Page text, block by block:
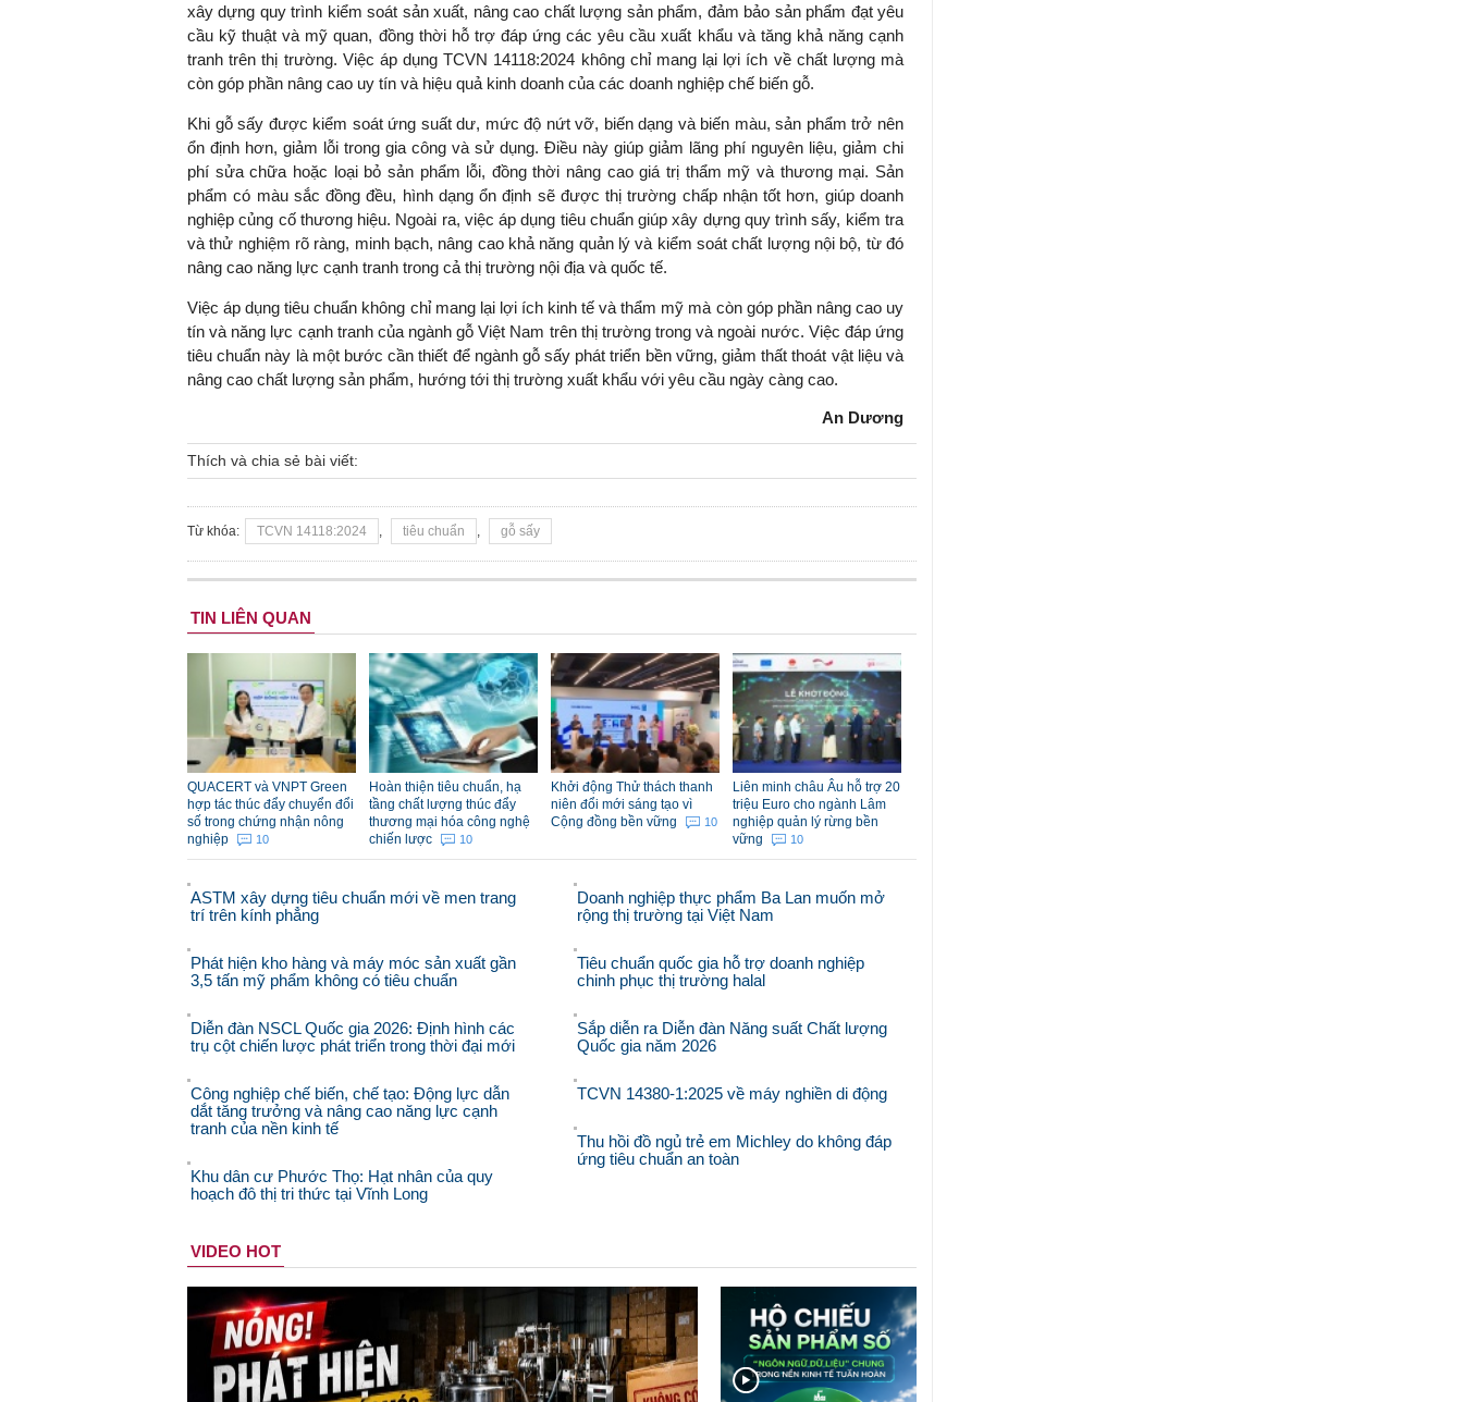
xây dựng quy trình kiểm soát sản xuất, nâng cao chất lượng sản phẩm, đảm bảo sản phẩm đạt yêu
cầu kỹ thuật và mỹ quan, đồng thời hỗ trợ đáp ứng các yêu cầu xuất khẩu và tăng khả năng cạnh
tranh trên thị trường. Việc áp dụng TCVN 14118:2024 không chỉ mang lại lợi ích về chất lượng mà
còn góp phần nâng cao uy tín và hiệu quả kinh doanh của các doanh nghiệp chế biến gỗ.
Khi gỗ sấy được kiểm soát ứng suất dư, mức độ nứt vỡ, biến dạng và biến màu, sản phẩm trở nên
ổn định hơn, giảm lỗi trong gia công và sử dụng. Điều này giúp giảm lãng phí nguyên liệu, giảm chi
phí sửa chữa hoặc loại bỏ sản phẩm lỗi, đồng thời nâng cao giá trị thẩm mỹ và thương mại. Sản
phẩm có màu sắc đồng đều, hình dạng ổn định sẽ được thị trường chấp nhận tốt hơn, giúp doanh
nghiệp củng cố thương hiệu. Ngoài ra, việc áp dụng tiêu chuẩn giúp xây dựng quy trình sấy, kiểm tra
và thử nghiệm rõ ràng, minh bạch, nâng cao khả năng quản lý và kiểm soát chất lượng nội bộ, từ đó
nâng cao năng lực cạnh tranh trong cả thị trường nội địa và quốc tế.
Việc áp dụng tiêu chuẩn không chỉ mang lại lợi ích kinh tế và thẩm mỹ mà còn góp phần nâng cao uy
tín và năng lực cạnh tranh của ngành gỗ Việt Nam trên thị trường trong và ngoài nước. Việc đáp ứng
tiêu chuẩn này là một bước cần thiết để ngành gỗ sấy phát triển bền vững, giảm thất thoát vật liệu và
nâng cao chất lượng sản phẩm, hướng tới thị trường xuất khẩu với yêu cầu ngày càng cao.
An Dương
Thích và chia sẻ bài viết:
Từ khóa: TCVN 14118:2024 , tiêu chuẩn , gỗ sấy
TIN LIÊN QUAN
QUACERT và VNPT Green
hợp tác thúc đẩy chuyển đổi
số trong chứng nhận nông
nghiệp
10
Hoàn thiện tiêu chuẩn, hạ
tầng chất lượng thúc đẩy
thương mại hóa công nghệ
chiến lược
10
Khởi động Thử thách thanh
niên đổi mới sáng tạo vì
Cộng đồng bền vững
10
Liên minh châu Âu hỗ trợ 20
triệu Euro cho ngành Lâm
nghiệp quản lý rừng bền
vững
10
ASTM xây dựng tiêu chuẩn mới về men trang
trí trên kính phẳng
Phát hiện kho hàng và máy móc sản xuất gần
3,5 tấn mỹ phẩm không có tiêu chuẩn
Diễn đàn NSCL Quốc gia 2026: Định hình các
trụ cột chiến lược phát triển trong thời đại mới
Công nghiệp chế biến, chế tạo: Động lực dẫn
dắt tăng trưởng và nâng cao năng lực cạnh
tranh của nền kinh tế
Khu dân cư Phước Thọ: Hạt nhân của quy
hoạch đô thị tri thức tại Vĩnh Long
Doanh nghiệp thực phẩm Ba Lan muốn mở
rộng thị trường tại Việt Nam
Tiêu chuẩn quốc gia hỗ trợ doanh nghiệp
chinh phục thị trường halal
Sắp diễn ra Diễn đàn Năng suất Chất lượng
Quốc gia năm 2026
TCVN 14380-1:2025 về máy nghiền di động
Thu hồi đồ ngủ trẻ em Michley do không đáp
ứng tiêu chuẩn an toàn
VIDEO HOT